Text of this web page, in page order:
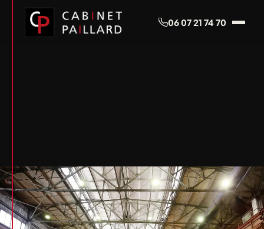
06 07 21 74 70
Panneau de gestion des cookies